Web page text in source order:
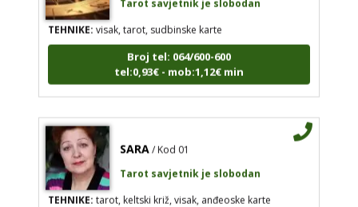
TEHNIKE:visak, tarot, sudbinske karte
Broj tel: 064/600-600
tel:0,93€ - mob:1,12€ min
TEHNIKE:tarot, keltski križ, visak, anđeoske karte